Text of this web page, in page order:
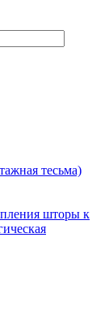
тесьма)
шторы к